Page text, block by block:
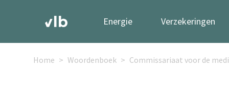
Energie Verzekeringen
Home Woordenboek Commissariaat voor de